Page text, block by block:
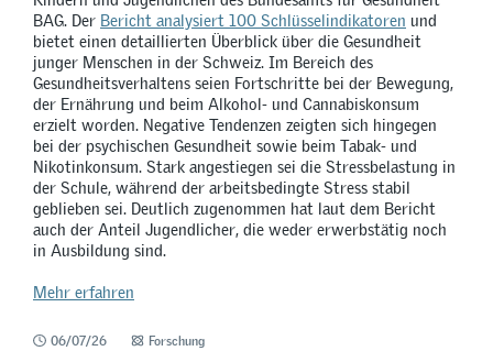
BAG. Der Bericht analysiert 100 Schlüsselindikatoren und
bietet einen detaillierten Überblick über die Gesundheit
junger Menschen in der Schweiz. Im Bereich des
Gesundheitsverhaltens seien Fortschritte bei der Bewegung,
der Ernährung und beim Alkohol- und Cannabiskonsum
erzielt worden. Negative Tendenzen zeigten sich hingegen
bei der psychischen Gesundheit sowie beim Tabak- und
Nikotinkonsum. Stark angestiegen sei die Stressbelastung in
der Schule, während der arbeitsbedingte Stress stabil
geblieben sei. Deutlich zugenommen hat laut dem Bericht
auch der Anteil Jugendlicher, die weder erwerbstätig noch
in Ausbildung sind.
Mehr erfahren
06/07/26 Forschung